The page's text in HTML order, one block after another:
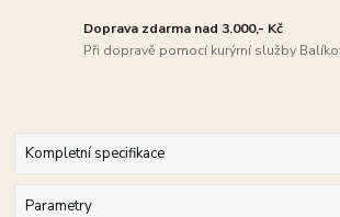
Doprava zdarma nad 3.000,- Kč
Při dopravě pomocí kurýrní služby
Kompletní specifikace
Parametry